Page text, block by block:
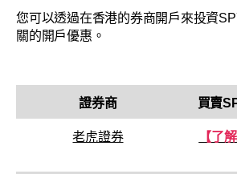
您可以透過在香港的券商開戶來投資
關的開戶優惠。
證券商 買賣
老虎證券
【了